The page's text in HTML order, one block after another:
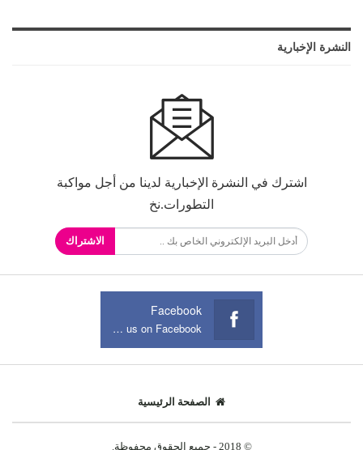
النشرة الإخبارية
اشترك في النشرة الإخبارية لدينا من أجل مواكبة
التطورات.نخ
الاشتراك
Facebook
Join us on Facebook
الصفحة الرئيسية
© 2018 - جميع الحقوق محفوظة.